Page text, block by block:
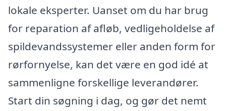
lokale eksperter. Uanset om du har brug
for reparation af afløb, vedligeholdelse af
spildevandssystemer eller anden form for
rørfornyelse, kan det være en god idé at
sammenligne forskellige leverandører.
Start din søgning i dag, og gør det nemt